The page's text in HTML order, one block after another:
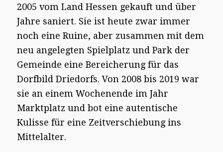
2005 vom Land Hessen gekauft und über
Jahre saniert. Sie ist heute zwar immer
noch eine Ruine, aber zusammen mit dem
neu angelegten Spielplatz und Park der
Gemeinde eine Bereicherung für das
Dorfbild Driedorfs. Von 2008 bis 2019 war
sie an einem Wochenende im Jahr
Marktplatz und bot eine autentische
Kulisse für eine Zeitverschiebung ins
Mittelalter.